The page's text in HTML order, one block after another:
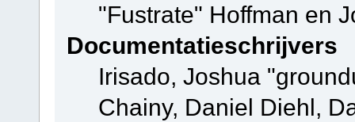
"Fustrate" Hoffman en
Documentatieschrijvers
Irisado, Joshua
Chainy, Daniel Diehl,